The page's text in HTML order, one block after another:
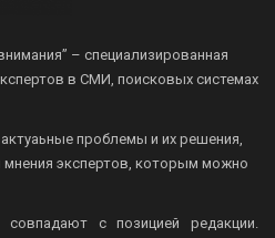
– специализированная
в СМИ, поисковых системах
проблемы и их решения,
экспертов, которым можно
с позицией редакции.